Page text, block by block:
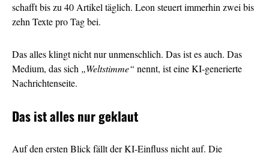
schafft bis zu 40 Artikel täglich. Leon steuert immerhin zwei bis
zehn Texte pro Tag bei.
Das alles klingt nicht nur unmenschlich. Das ist es auch. Das
Medium, das sich „Weltstimme“ nennt, ist eine KI-generierte
Nachrichtenseite.
Das ist alles nur geklaut
Auf den ersten Blick fällt der KI-Einfluss nicht auf. Die